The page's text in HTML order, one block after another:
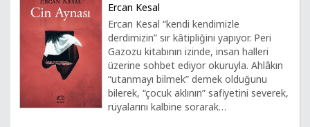
Ercan Kesal
Ercan Kesal “kendi kendimizle
derdimizin” sır kâtipliğini yapıyor. Peri
Gazozu kitabının izinde, insan halleri
üzerine sohbet ediyor okuruyla. Ahlâkın
“utanmayı bilmek” demek olduğunu
bilerek, “çocuk aklının” safiyetini severek,
rüyalarını kalbine sorarak…